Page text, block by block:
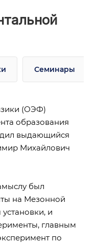
Семинары
(ОЭФ)
образования
выдающийся
Михайлович
был
на Мезонной
и
главным
по